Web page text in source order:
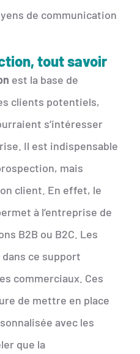
de communication
tout savoir
est la base de
clients potentiels,
s’intéresser
Il est indispensable
mais
client. En effet, le
à l’entreprise de
B2B ou B2C. Les
ce support
commerciaux. Ces
de mettre en place
avec les
que la